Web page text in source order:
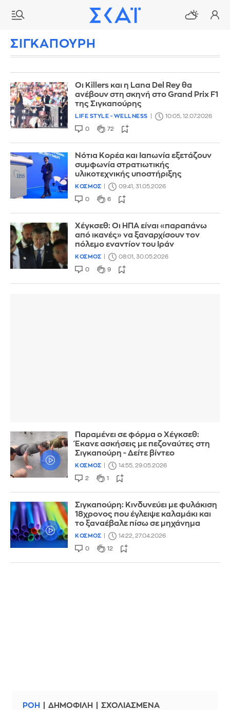
ΣΙΓΚΑΠΟΥΡΗ
Οι Killers και η Lana Del Rey θα
ανέβουν στη σκηνή στο Grand Prix F1
της Σιγκαπούρης
LIFE STYLE - WELLNESS 10:05, 12.07.2026
0 72
Νότια Κορέα και Ιαπωνία εξετάζουν
συμφωνία στρατιωτικής
υλικοτεχνικής υποστήριξης
ΚΟΣΜΟΣ 09:41, 31.05.2026
0 6
Χέγκσεθ: Οι ΗΠΑ είναι «παραπάνω
από ικανές» να ξαναρχίσουν τον
πόλεμο εναντίον του Ιράν
ΚΟΣΜΟΣ 08:01, 30.05.2026
0 9
Παραμένει σε φόρμα ο Χέγκσεθ:
Έκανε ασκήσεις με πεζοναύτες στη
Σιγκαπούρη - Δείτε βίντεο
ΚΟΣΜΟΣ 14:55, 29.05.2026
2 1
Σιγκαπούρη: Κινδυνεύει με φυλάκιση
18χρονος που έγλειψε καλαμάκι και
το ξαναέβαλε πίσω σε μηχάνημα
ΚΟΣΜΟΣ 14:22, 27.04.2026
0 12
ΡΟΗ ΔΗΜΟΦΙΛΗ ΣΧΟΛΙΑΣΜΕΝΑ